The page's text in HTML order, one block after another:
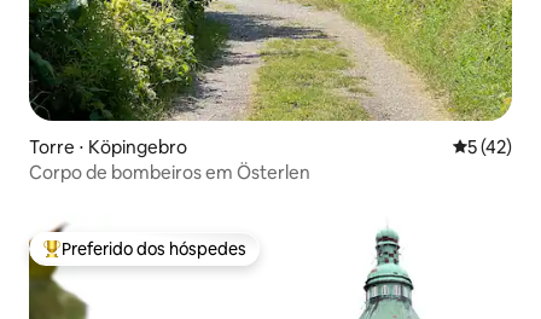
Torre ⋅ Köpingebro 5 de uma
5 (42)
Corpo de bombeiros em Österlen
Entre os melhores preferidos dos hóspedes
Preferido dos hóspedes